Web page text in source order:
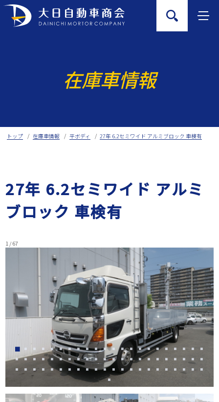
Skip
content
在庫車情報
トップ 在庫車情報 平ボディ 27年 6.2セミワイド アルミブロック 車検有
27年 6.2セミワイド アルミ
ブロック 車検有
1 / 67